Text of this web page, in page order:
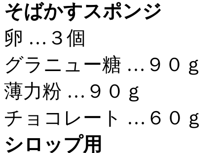
そばかすスポンジ
卵 …３個
グラニュー糖 …９０ｇ
薄力粉 …９０ｇ
チョコレート …６０ｇ
シロップ用